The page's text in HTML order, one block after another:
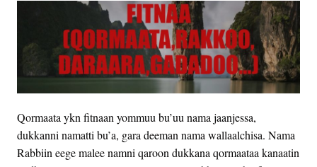
Qormaata ykn fitnaan yommuu bu’uu nama jaanjessa,
dukkanni namatti bu’a, gara deeman nama wallaalchisa. Nama
Rabbiin eege malee namni qaroon dukkana qormaataa kanaatin